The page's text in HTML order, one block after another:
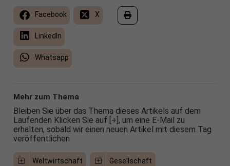
Facebook X
LinkedIn
Whatsapp
Mehr zum Thema
Bleiben Sie über das Thema dieses Artikels auf dem
Laufenden Klicken Sie auf [+], um eine E-Mail zu
erhalten, sobald wir einen neuen Artikel mit diesem Tag
veröffentlichen
Weltwirtschaft Gesellschaft